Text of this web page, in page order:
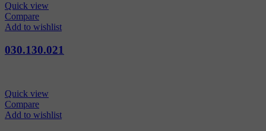
Quick view
Compare
Add to wishlist
030.130.021
Quick view
Compare
Add to wishlist